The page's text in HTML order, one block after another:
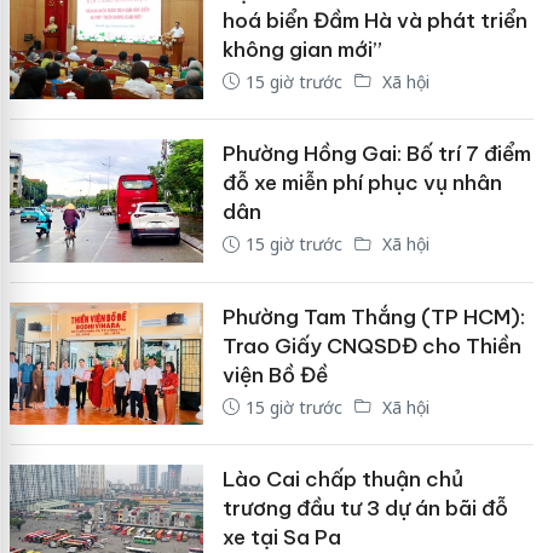
hoá biển Đầm Hà và phát triển
không gian mới”
15 giờ trước Xã hội
Phường Hồng Gai: Bố trí 7 điểm
đỗ xe miễn phí phục vụ nhân
dân
15 giờ trước Xã hội
Phường Tam Thắng (TP HCM):
Trao Giấy CNQSDĐ cho Thiền
viện Bồ Đề
15 giờ trước Xã hội
Lào Cai chấp thuận chủ
trương đầu tư 3 dự án bãi đỗ
xe tại Sa Pa